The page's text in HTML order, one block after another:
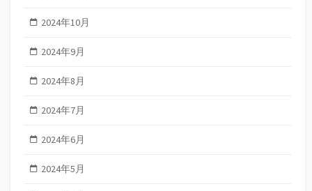
2024年10月
2024年9月
2024年8月
2024年7月
2024年6月
2024年5月